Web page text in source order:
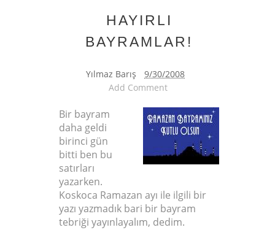
HAYIRLI
BAYRAMLAR!
Yılmaz Barış
9/30/2008
Add Comment
Bir bayram
daha geldi
birinci gün
bitti ben bu
satırları
yazarken.
Koskoca Ramazan ayı ile ilgili bir
yazı yazmadık bari bir bayram
tebriği yayınlayalım, dedim.